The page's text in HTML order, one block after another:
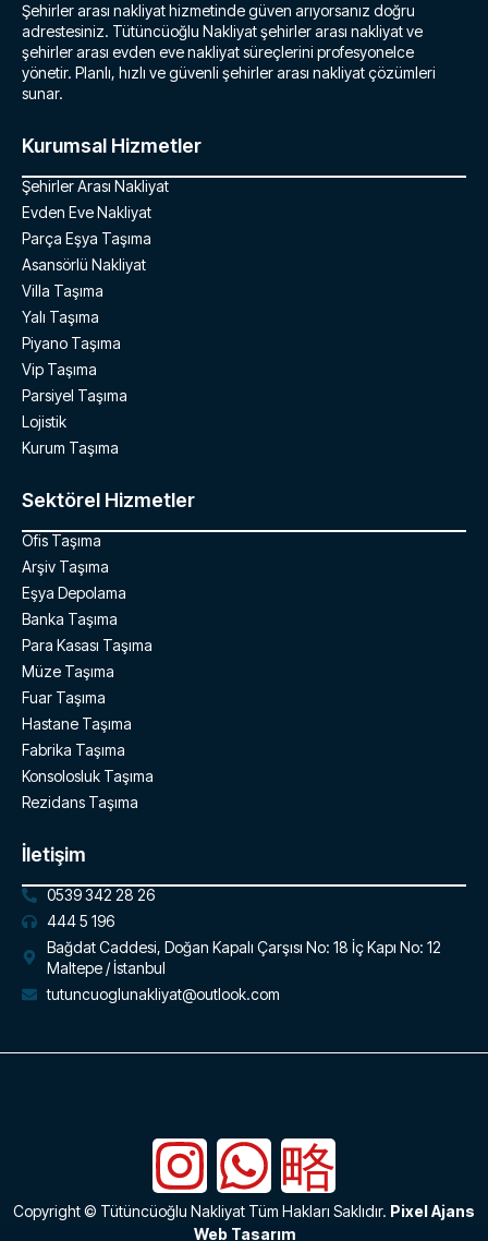
Şehirler arası nakliyat hizmetinde güven arıyorsanız doğru
adrestesiniz. Tütüncüoğlu Nakliyat şehirler arası nakliyat ve
şehirler arası evden eve nakliyat süreçlerini profesyonelce
yönetir. Planlı, hızlı ve güvenli şehirler arası nakliyat çözümleri
sunar.
Kurumsal Hizmetler
Şehirler Arası Nakliyat
Evden Eve Nakliyat
Parça Eşya Taşıma
Asansörlü Nakliyat
Villa Taşıma
Yalı Taşıma
Piyano Taşıma
Vip Taşıma
Parsiyel Taşıma
Lojistik
Kurum Taşıma
Sektörel Hizmetler
Ofis Taşıma
Arşiv Taşıma
Eşya Depolama
Banka Taşıma
Para Kasası Taşıma
Müze Taşıma
Fuar Taşıma
Hastane Taşıma
Fabrika Taşıma
Konsolosluk Taşıma
Rezidans Taşıma
İletişim
0539 342 28 26
444 5 196
Bağdat Caddesi, Doğan Kapalı Çarşısı No: 18 İç Kapı No: 12
Maltepe / İstanbul
tutuncuoglunakliyat@outlook.com
Copyright © Tütüncüoğlu Nakliyat Tüm Hakları Saklıdır. Pixel Ajans
Web Tasarım